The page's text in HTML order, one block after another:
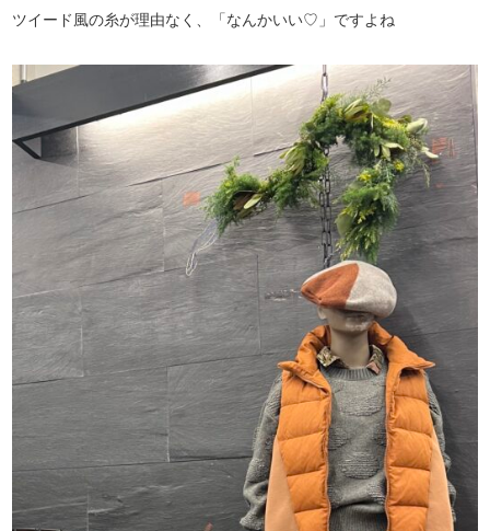
ツイード風の糸が理由なく、「なんかいい♡」ですよね